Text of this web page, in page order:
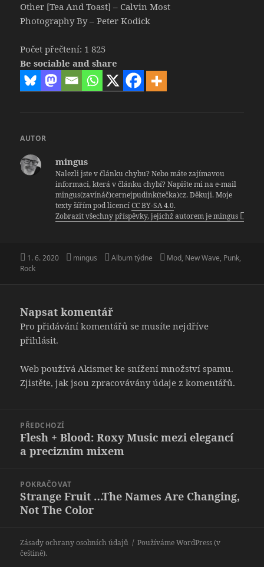
Other [Tea And Toast] – Calvin Most
Photography By – Peter Kodick
Počet přečtení: 1 825
Be sociable and share
AUTOR
mingus
Nalezli jste v článku chybu? Nebo máte zajímavou
informaci, která v článku chybí? Napište mi na e-mail
mingus(zavínáč)cernejpudink(tečka)cz. Děkuji. Moje
texty šířím pod licencíCC BY-SA 4.0.
Zobrazit všechny příspěvky, jejichž autorem je mingus
Publikováno:
1. 6. 2020 Autor:
mingus Rubriky:
Album týdne Štítky:
Mod, New Wave, Punk,
Rock
Napsat komentář
Pro přidávání komentářů se musíte nejdříve
přihlásit.
Web používá Akismet ke snížení množství spamu.
Zjistěte, jak jsou zpracovávány údaje z komentářů.
příspěvek
PŘEDCHOZÍ
Předchozí
příspěvek:
Flesh + Blood: Roxy Music mezi elegancí
a precizním mixem
POKRAČOVAT
Následující
příspěvek:
Strange Fruit …The Names Are Changing,
Not The Color
Zásady ochrany osobních údajů
Používáme WordPress (v
češtině).